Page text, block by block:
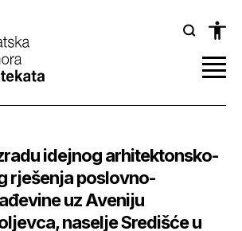
idejnog arhitektonsko-
rješenja poslovno-
uz Aveniju
naselje Središće u